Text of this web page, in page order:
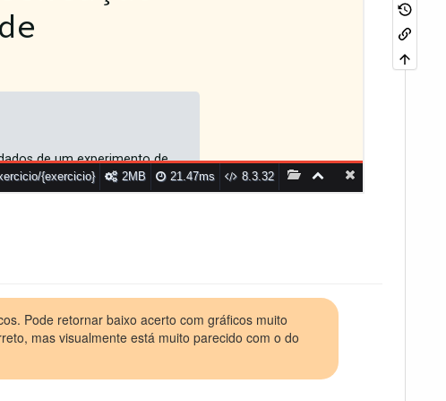
Pode retornar baixo acerto com gráficos muito
mas visualmente está muito parecido com o do